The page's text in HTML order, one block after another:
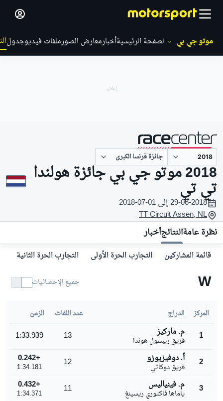
موتو جي بي الصفحة الرئيسيةأخبارمعارض الصورملفات فيديوجدول
مقدم من جائزة فرنسا الكبرى
2018 موتو جي بي جائزة هولندا
تي تي
29-06-2018 إلى 01-07-2018
TT Circuit Assen, NL
نظرة عامةالنتائجأخبار
قائمة المشاركين التجارب الحرة الأولى التجارب الحرة الثانية
W جميع الإحصائيات
المركز الدراج عدد اللفات الزمن
1 م. ماركيز
فريق ريبسول هوندا 13
1:33.939
2
أ. دوفيزيوزو
فريق دوكاتي 12
+0.242
1:34.181
3 م. فينياليس
ياماها فاكتوري ريسينغ 11
+0.432
1:34.371